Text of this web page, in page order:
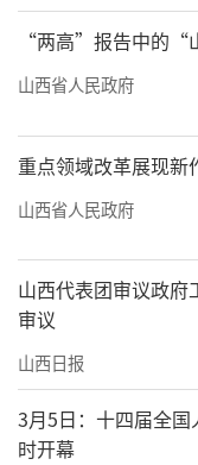
“两高”报告中的“
山西省人民政府
重点领域改革展现新
山西省人民政府
山西代表团审议政府
审议
山西日报
3月5日：十四届全
时开幕